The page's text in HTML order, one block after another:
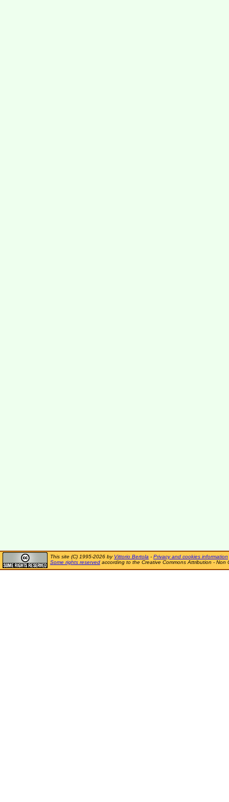
This site (C) 1995-2026 by Vittorio Bertola - Privacy and cookies information
Some rights reserved according to the Creative Commons Attribution - Non